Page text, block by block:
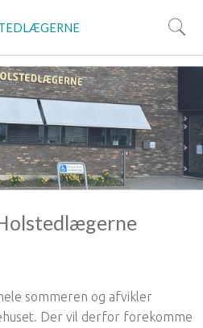
sommeren og afvikler
Der vil derfor forekomme